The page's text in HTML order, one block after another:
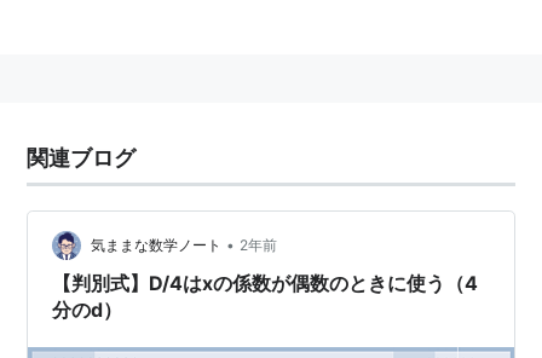
関連ブログ
気ままな数学ノート • 2年前
【判別式】D/4はxの係数が偶数のときに使う（4
分のd）